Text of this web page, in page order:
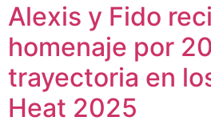
Alexis y Fido
homenaje por
trayectoria en
Heat 2025